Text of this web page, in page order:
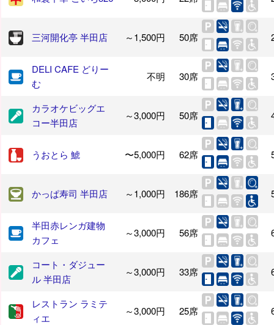
三河開化亭 半田店 ～1,500円 50席
DELI CAFE どりー
む
不明 30席
カラオケビッグエ
コー半田店
～3,000円 50席
うおとら 鯱 〜5,000円 62席
かっぱ寿司 半田店 ～1,000円 186席
半田赤レンガ建物
カフェ
～3,000円 56席
コート・ダジュー
ル 半田店
～3,000円 33席
レストラン ラミテ
ィエ
～3,000円 25席